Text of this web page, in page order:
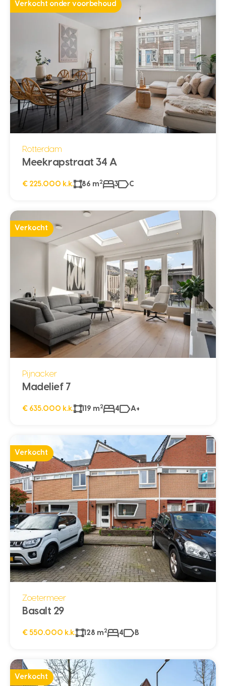
Verkocht onder voorbehoud
Rotterdam
Meekrapstraat 34 A
€ 225.000 k.k. 86 m2 3 C
Verkocht
Pijnacker
Madelief 7
€ 635.000 k.k. 119 m2 4 A+
Verkocht
Zoetermeer
Basalt 29
€ 550.000 k.k. 128 m2 4 B
Verkocht